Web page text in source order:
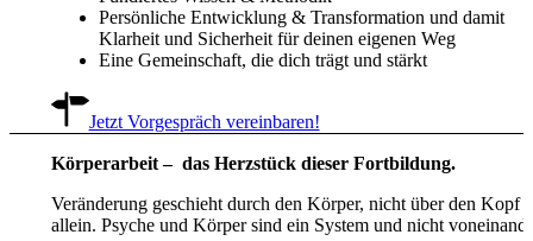
Persönliche Entwicklung & Transformation und damit
Klarheit und Sicherheit für deinen eigenen Weg
Eine Gemeinschaft, die dich trägt und stärkt
Jetzt Vorgespräch vereinbaren!
Körperarbeit – das Herzstück dieser Fortbildung.
Veränderung geschieht durch den Körper, nicht über den Kopf
allein. Psyche und Körper sind ein System und nicht